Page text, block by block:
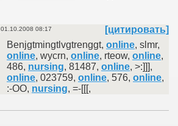
01.10.2008 08:17
[цитировать]
Benjgtmingtlvgtrenggt, online, slmr,
online, wycrn, online, rteow, online,
486, nursing, 81487, online, >:]]],
online, 023759, online, 576, online,
:-OO, nursing, =-[[[,